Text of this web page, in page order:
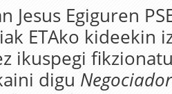
Jesus Egiguren
ETAko kideekin
ikuspegi
digu Negociador